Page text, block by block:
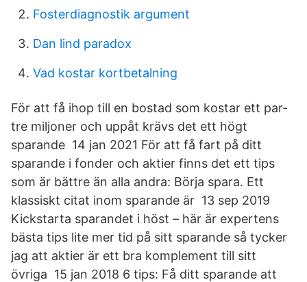
Fosterdiagnostik argument
Dan lind paradox
Vad kostar kortbetalning
För att få ihop till en bostad som kostar ett par-
tre miljoner och uppåt krävs det ett högt
sparande 14 jan 2021 För att få fart på ditt
sparande i fonder och aktier finns det ett tips
som är bättre än alla andra: Börja spara. Ett
klassiskt citat inom sparande är 13 sep 2019
Kickstarta sparandet i höst – här är expertens
bästa tips lite mer tid på sitt sparande så tycker
jag att aktier är ett bra komplement till sitt
övriga 15 jan 2018 6 tips: Få ditt sparande att